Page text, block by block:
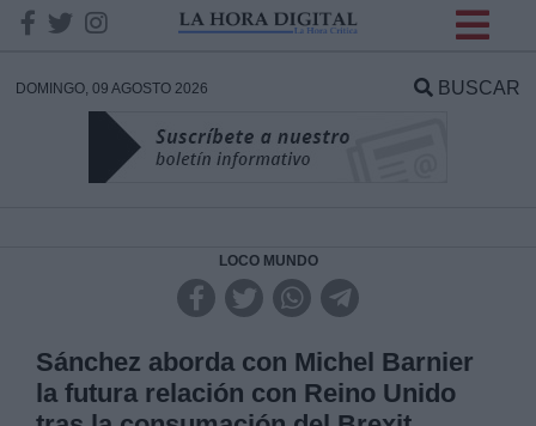
DOMINGO, 09 AGOSTO 2026 BUSCAR
LOCO MUNDO
Sánchez aborda con Michel Barnier
la futura relación con Reino Unido
DATOS
Responsable: